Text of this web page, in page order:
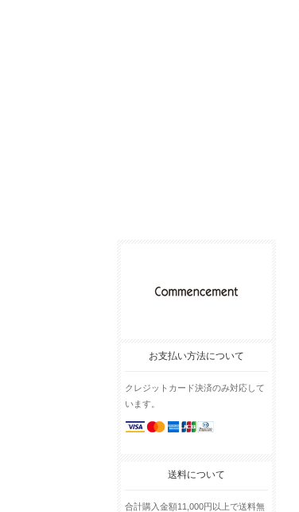
お支払い方法について
クレジットカード決済のみ対応して
います。
送料について
合計購入金額11,000円以上で送料無